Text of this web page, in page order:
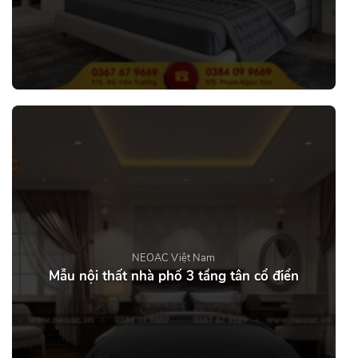
NEOAC Việt Nam
Mẫu nội thất nhà phố 3 tầng tân cổ điển